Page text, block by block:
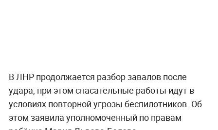
В ЛНР продолжается разбор завалов после
удара, при этом спасательные работы идут в
условиях повторной угрозы беспилотников. Об
этом заявила уполномоченный по правам